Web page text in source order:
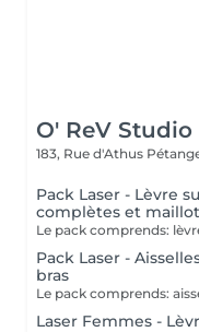
O' ReV Studio
183, Rue d'Athus
Pack Laser - Lèvre
complètes et
Pack Laser -
bras
Laser Femmes -